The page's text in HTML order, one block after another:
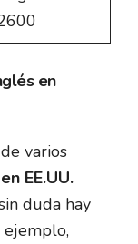
en
varios
EE.UU.
duda hay
ejemplo,